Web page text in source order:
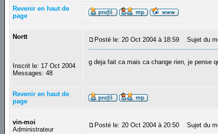
Revenir en haut de
page
Nortt
Inscrit le: 17 Oct 2004
Messages: 48
Posté le: 20 Oct 2004 à 18:59 Sujet du
g deja fait ca mais ca change rien, je pense
Revenir en haut de
page
vin-moi
Administrateur
Posté le: 20 Oct 2004 à 20:50 Sujet du